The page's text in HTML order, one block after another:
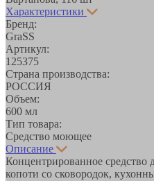
Характеристики
Бренд:
GraSS
Артикул:
125375
Страна производства:
РОССИЯ
Объем:
600 мл
Тип товара:
Средство моющее
Описание
Концентрированное средство
копоти со сковородок,